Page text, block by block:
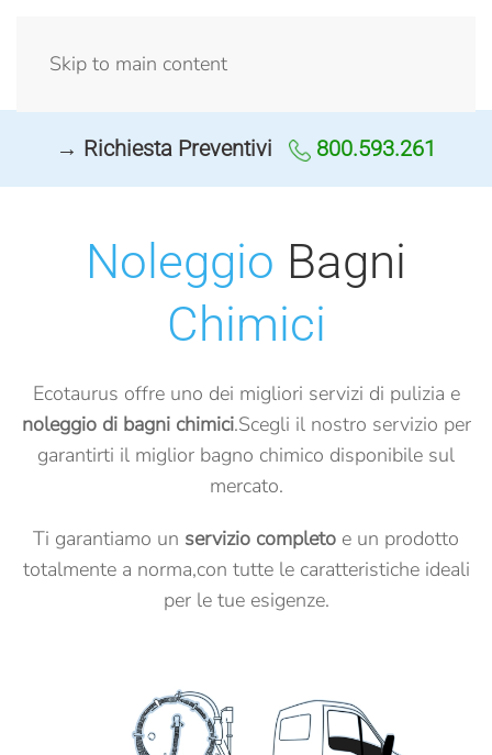
Skip to main content
→ Richiesta Preventivi 800.593.261
Noleggio Bagni
Chimici
Ecotaurus offre uno dei migliori servizi di pulizia e
noleggio di bagni chimici.Scegli il nostro servizio per
garantirti il miglior bagno chimico disponibile sul
mercato.
Ti garantiamo un servizio completo e un prodotto
totalmente a norma,con tutte le caratteristiche ideali
per le tue esigenze.